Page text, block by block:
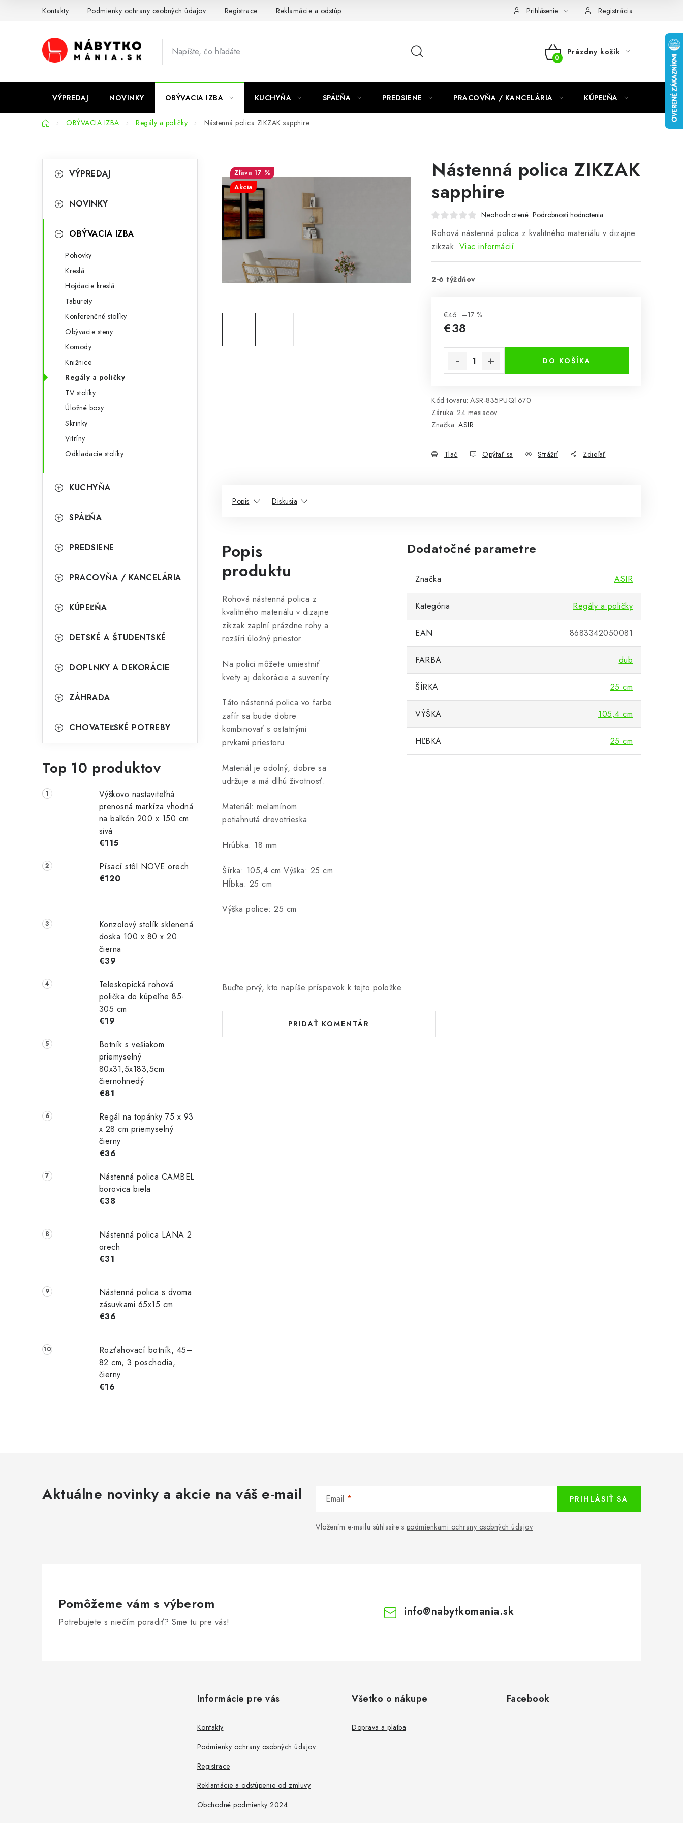
Kontakty Podmienky ochrany osobných údajov Registrace Reklamácie a odstúpenie od zmluvy Prihlásenie Registrácia
NÁKUPNÝ
Prázdny košík
VÝPREDAJ NOVINKY OBÝVACIA IZBA KUCHYŇA SPÁĽŇA PREDSIENE PRACOVŇA / KANCELÁRIA KÚPEĽŇA
DomovOBÝVACIA IZBA Regály a poličky Nástenná polica ZIKZAK sapphire
o
n
kategórie
a
e
VÝPREDAJ
NOVINKY
OBÝVACIA IZBA
Pohovky
Kreslá
Hojdacie kreslá
Taburety
Konferenčné stolíky
Obývacie steny
Komody
Knižnice
Regály a poličky
TV stolíky
Úložné boxy
Skrinky
Vitríny
Odkladacie stolíky
KUCHYŇA
SPÁĽŇA
PREDSIENE
PRACOVŇA / KANCELÁRIA
KÚPEĽŇA
DETSKÉ A ŠTUDENTSKÉ
DOPLNKY A DEKORÁCIE
ZÁHRADA
CHOVATEĽSKÉ POTREBY
Top 10 produktov
Výškovo nastaviteľná
prenosná markíza vhodná
na balkón 200 x 150 cm
sivá
€115
Písací stôl NOVE orech
€120
Konzolový stolík sklenená
doska 100 x 80 x 20
čierna
€39
Teleskopická rohová
polička do kúpeľne 85-
305 cm
€19
Botník s vešiakom
priemyselný
80x31,5x183,5cm
čiernohnedý
€81
Regál na topánky 75 x 93
x 28 cm priemyselný
čierny
€36
Nástenná polica CAMBEL
borovica biela
€38
Nástenná polica LANA 2
orech
€31
Nástenná polica s dvoma
zásuvkami 65x15 cm
€36
Rozťahovací botník, 45–
82 cm, 3 poschodia,
čierny
€16
Nástenná polica ZIKZAK
sapphire
Neohodnotené Podrobnosti hodnotenia
Rohová nástenná polica z kvalitného materiálu v dizajne
zikzak. Viac informácií
2-6 týždňov
€46 –17 %
€38
DO KOŠÍKA
Kód tovaru: ASR-835PUQ1670
Záruka: 24 mesiacov
Značka: ASIR
Tlač Opýtať sa Strážiť Zdieľať
17 %
Akcia
Popis Diskusia
Popis
produktu
Rohová nástenná polica z
kvalitného materiálu v dizajne
zikzak zaplní prázdne rohy a
rozšíri úložný priestor.
Na polici môžete umiestniť
kvety aj dekorácie a suveníry.
Táto nástenná polica vo farbe
zafír sa bude dobre
kombinovať s ostatnými
prvkami priestoru.
Materiál je odolný, dobre sa
udržuje a má dlhú životnosť.
Materiál: melamínom
potiahnutá drevotrieska
Hrúbka: 18 mm
Šírka: 105,4 cm Výška: 25 cm
Hĺbka: 25 cm
Výška police: 25 cm
Dodatočné parametre
Značka ASIR
Kategória Regály a poličky
EAN 8683342050081
FARBA dub
ŠÍRKA 25 cm
VÝŠKA 105,4 cm
HĽBKA 25 cm
Buďte prvý, kto napíše príspevok k tejto položke.
PRIDAŤ KOMENTÁR
Aktuálne novinky a akcie na váš e-mail Email
Vložením e-mailu súhlasíte s podmienkami ochrany osobných údajov
PRIHLÁSIŤ SA
Pomôžeme vám s výberom
Potrebujete s niečím poradiť? Sme tu pre vás!
info@nabytkomania.sk
Informácie pre vás
Kontakty
Podmienky ochrany osobných údajov
Registrace
Reklamácie a odstúpenie od zmluvy
Obchodné podmienky 2024
Všetko o nákupe
Doprava a platba
Facebook